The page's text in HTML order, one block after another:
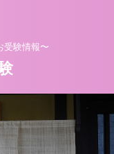
受験情報〜